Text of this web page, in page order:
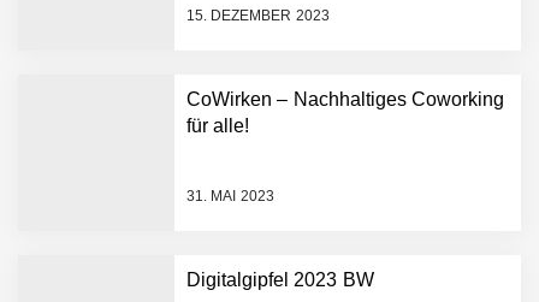
15. DEZEMBER 2023
CoWirken – Nachhaltiges Coworking
für alle!
31. MAI 2023
Digitalgipfel 2023 BW
FiniteNow ermöglicht
Entwicklungsprozesse
Pyck im Employer Portrait